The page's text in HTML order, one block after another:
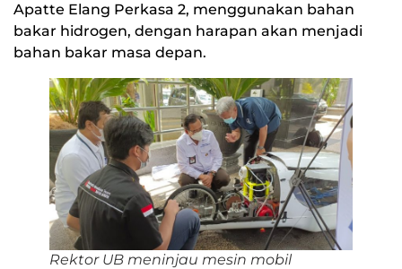
Apatte Elang Perkasa 2, menggunakan bahan
bakar hidrogen, dengan harapan akan menjadi
bahan bakar masa depan.
Rektor UB meninjau mesin mobil